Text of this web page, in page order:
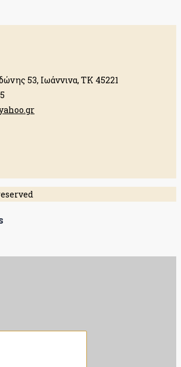
53, Ιωάννινα, ΤΚ 45221